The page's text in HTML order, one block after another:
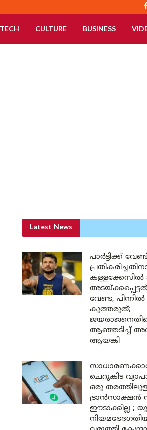
TECH CULTURE BUSINESS
Latest News
പാർട്ടിക്ക്
കള്ളക്കേസിൽ
വേണ്ട, പിന്നിൽ
കുത്തരുത്;
ആഞ്ഞടിച്ച്
ആയങ്കി
ചെറുകിട
ഒരു
ട്രാൻസാക്ഷൻ
ഈടാക്കില്ല ;